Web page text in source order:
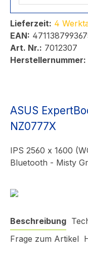
Lieferzeit: 4
EAN:
Art. Nr.: 7012307
Herstellernummer:
ASUS
NZ0777X
IPS 2560 x 1600
Bluetooth - Misty
Beschreibung
Frage zum Artikel